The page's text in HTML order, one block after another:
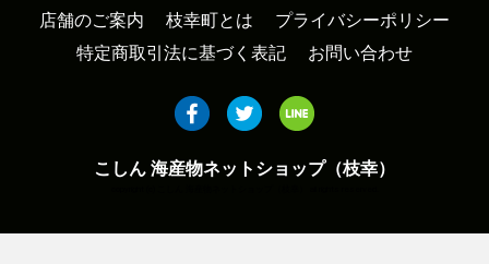
店舗のご案内 枝幸町とは
プライバシーポリシー
特定商取引法に基づく表記
お問い合わせ
こしん 海産物ネットショップ（枝幸）